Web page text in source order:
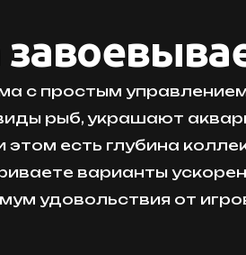
с простым
рыб, украшают
есть глубина
варианты
удовольствия от